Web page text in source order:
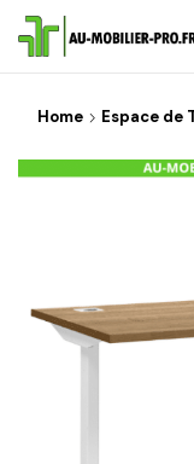
Home Espace de